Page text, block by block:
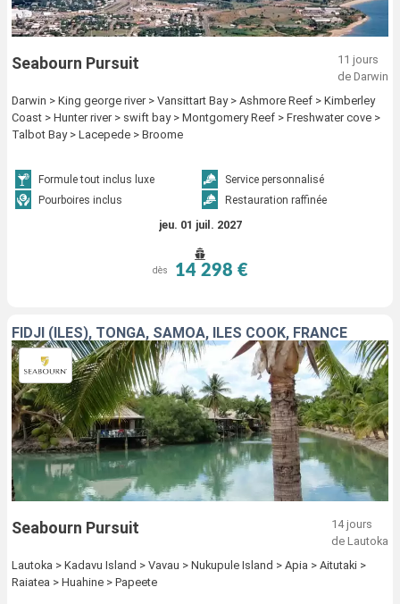
Seabourn Pursuit
11 jours
de Darwin
Darwin > King george river > Vansittart Bay > Ashmore Reef > Kimberley
Coast > Hunter river > swift bay > Montgomery Reef > Freshwater cove >
Talbot Bay > Lacepede > Broome
Formule tout inclus luxe
Service personnalisé
Pourboires inclus
Restauration raffinée
jeu. 01 juil. 2027
dès 14 298 €
FIDJI (ÎLES), TONGA, SAMOA, ÎLES COOK, FRANCE
Seabourn Pursuit
14 jours
de Lautoka
Lautoka > Kadavu Island > Vavau > Nukupule Island > Apia > Aitutaki >
Raiatea > Huahine > Papeete